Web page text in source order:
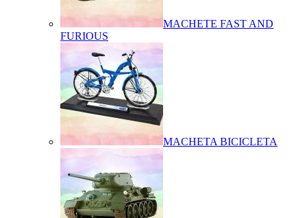
MACHETE FAST AND
FURIOUS
MACHETA BICICLETA